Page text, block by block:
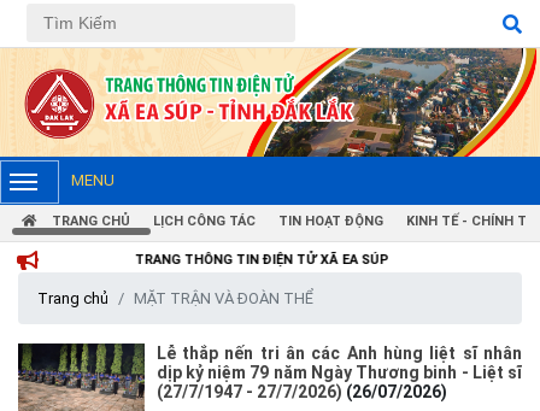
MENU
TRANG CHỦ LỊCH CÔNG TÁC TIN HOẠT ĐỘNG KINH TẾ - CHÍNH TRỊ
TRANG THÔNG TIN ĐIỆN TỬ XÃ EA SÚP
Trang chủ MẶT TRẬN VÀ ĐOÀN THỂ
Lễ thắp nến tri ân các Anh hùng liệt sĩ nhân
dịp kỷ niệm 79 năm Ngày Thương binh - Liệt sĩ
(27/7/1947 - 27/7/2026) (26/07/2026)